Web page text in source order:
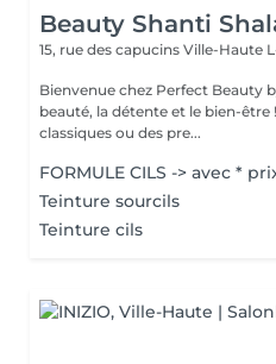
Beauty Shanti
15, rue des capucins Ville-Haute
Bienvenue chez Perfect Beauty
beauté, la détente et le bien-être ! Que tu recherches des soins
classiques ou des pre...
FORMULE CILS -> avec *
Teinture sourcils
Teinture cils